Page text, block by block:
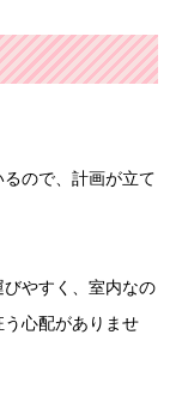
ので、計画が立て
やすく、室内なの
心配がありませ